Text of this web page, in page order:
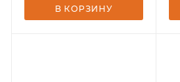
В КОРЗИНУ